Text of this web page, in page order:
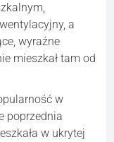
a
wyraźne
mieszkał tam od
w
poprzednia
w ukrytej